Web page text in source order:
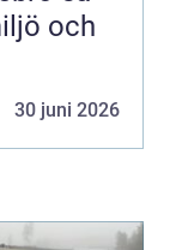
och
30 juni 2026